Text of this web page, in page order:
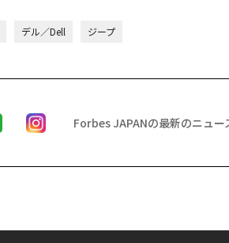
デル／Dell ジープ
Forbes JAPANの最新のニュー